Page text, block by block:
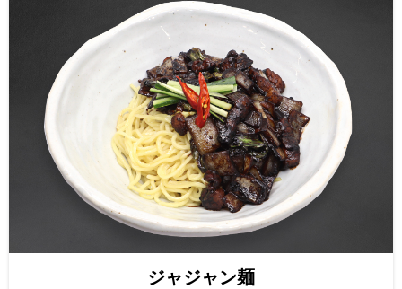
ジャジャン麺